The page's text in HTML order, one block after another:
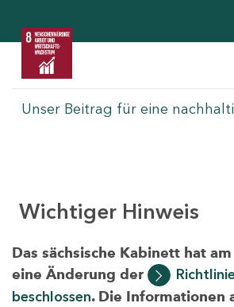
Unser Beitrag für eine
Wichtiger Hinweis
Das sächsische Kabinett hat
eine Änderung der
beschlossen. Die Informationen